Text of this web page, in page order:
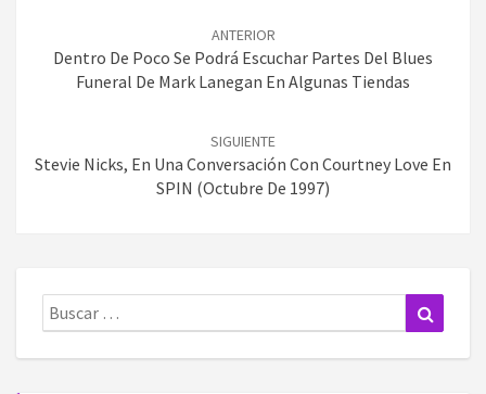
entradas
ANTERIOR
Dentro De Poco Se Podrá Escuchar Partes Del Blues
Funeral De Mark Lanegan En Algunas Tiendas
SIGUIENTE
Stevie Nicks, En Una Conversación Con Courtney Love En
SPIN (Octubre De 1997)
Buscar: